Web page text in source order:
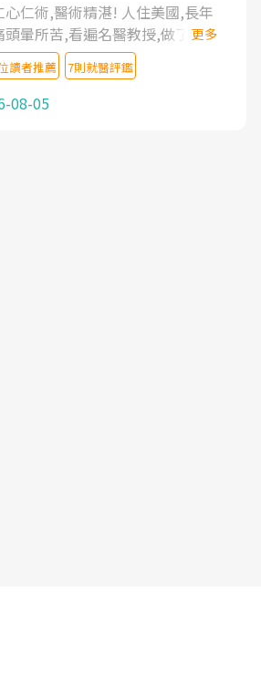
仁術,醫術精湛! 人住美國,長年
暈所苦,看遍名醫教授,做了各種
針,中醫針灸及物理徒手治療都
啡類止痛藥都效果有限,只是壓
,多年失眠嚴重影響生活品質.
醫院杜育才主任是頸頭症候群專
更多
讀者推薦 7則就醫評鑑
08-05